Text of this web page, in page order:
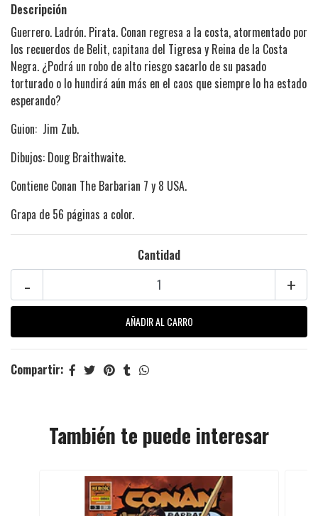
Descripción
Guerrero. Ladrón. Pirata. Conan regresa a la costa, atormentado por
los recuerdos de Belit, capitana del Tigresa y Reina de la Costa
Negra. ¿Podrá un robo de alto riesgo sacarlo de su pasado
torturado o lo hundirá aún más en el caos que siempre lo ha estado
esperando?
Guion: Jim Zub.
Dibujos: Doug Braithwaite.
Contiene Conan The Barbarian 7 y 8 USA.
Grapa de 56 páginas a color.
Cantidad
+
-
Compartir:
También te puede interesar